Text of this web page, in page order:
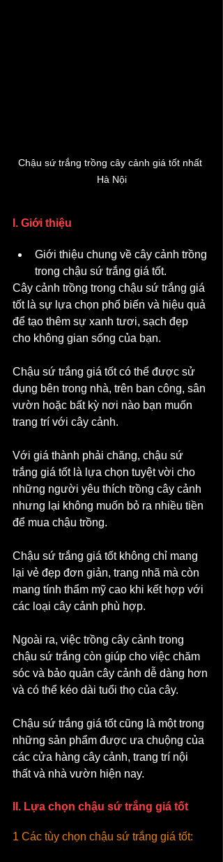
Chậu sứ trắng trồng cây cảnh giá tốt nhất
Hà Nội
I. Giới thiệu
Giới thiệu chung về cây cảnh trồng
trong chậu sứ trắng giá tốt.
Cây cảnh trồng trong chậu sứ trắng giá
tốt là sự lựa chọn phổ biến và hiệu quả
để tạo thêm sự xanh tươi, sạch đẹp
cho không gian sống của bạn.
Chậu sứ trắng giá tốt có thể được sử
dụng bên trong nhà, trên ban công, sân
vườn hoặc bất kỳ nơi nào bạn muốn
trang trí với cây cảnh.
Với giá thành phải chăng, chậu sứ
trắng giá tốt là lựa chọn tuyệt vời cho
những người yêu thích trồng cây cảnh
nhưng lại không muốn bỏ ra nhiều tiền
để mua chậu trồng.
Chậu sứ trắng giá tốt không chỉ mang
lại vẻ đẹp đơn giản, trang nhã mà còn
mang tính thẩm mỹ cao khi kết hợp với
các loại cây cảnh phù hợp.
Ngoài ra, việc trồng cây cảnh trong
chậu sứ trắng còn giúp cho việc chăm
sóc và bảo quản cây cảnh dễ dàng hơn
và có thể kéo dài tuổi thọ của cây.
Chậu sứ trắng giá tốt cũng là một trong
những sản phẩm được ưa chuộng của
các cửa hàng cây cảnh, trang trí nội
thất và nhà vườn hiện nay.
II. Lựa chọn chậu sứ trắng giá tốt
1 Các tùy chọn chậu sứ trắng giá tốt: